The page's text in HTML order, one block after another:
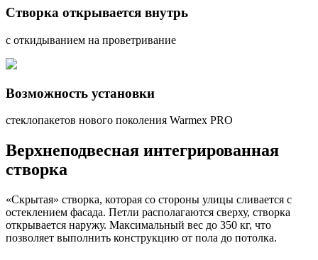
Створка открывается внутрь
с откидыванием на проветривание
Возможность установки
стеклопакетов нового поколения Warmex PRO
Верхнеподвесная интегрированная
створка
«Скрытая» створка, которая со стороны улицы сливается с
остеклением фасада. Петли располагаются сверху, створка
открывается наружу. Максимальный вес до 350 кг, что
позволяет выполнить конструкцию от пола до потолка.